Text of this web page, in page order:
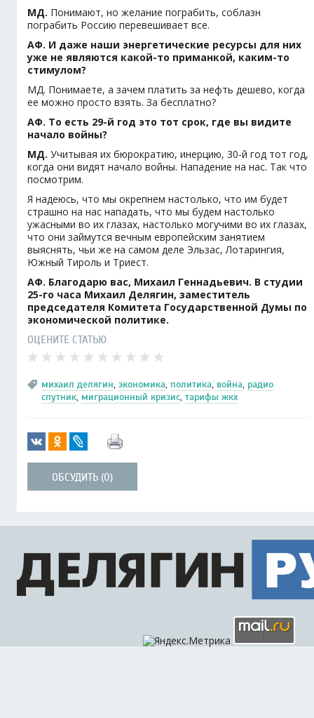
МД. Понимают, но желание пограбить, соблазн
пограбить Россию перевешивает все.
АФ. И даже наши энергетические ресурсы для них
уже не являются какой-то приманкой, каким-то
стимулом?
МД. Понимаете, а зачем платить за нефть дешево, когда
ее можно просто взять. За бесплатно?
АФ. То есть 29-й год это тот срок, где вы видите
начало войны?
МД. Учитывая их бюрократию, инерцию, 30-й год тот год,
когда они видят начало войны. Нападение на нас. Так что
посмотрим.
Я надеюсь, что мы окрепнем настолько, что им будет
страшно на нас нападать, что мы будем настолько
ужасными во их глазах, настолько могучими во их глазах,
что они займутся вечным европейским занятием
выяснять, чьи же на самом деле Эльзас, Лотарингия,
Южный Тироль и Триест.
АФ. Благодарю вас, Михаил Геннадьевич. В студии
25-го часа Михаил Делягин, заместитель
председателя Комитета Государственной Думы по
экономической политике.
ОЦЕНИТЕ СТАТЬЮ
михаил делягин, экономика, политика, война, радио
спутник, миграционный кризис, тарифы жкх
ОБСУДИТЬ (0)